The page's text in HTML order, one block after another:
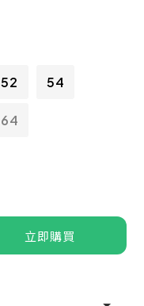
52 54
64